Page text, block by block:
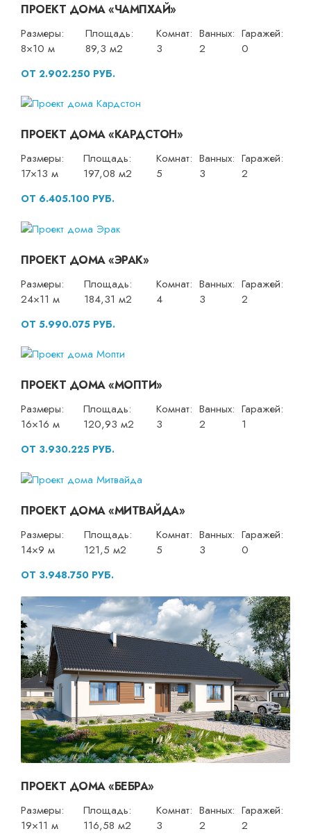
ПРОЕКТ ДОМА «ЧАМПХАЙ»
Размеры:
8×10 м
Площадь:
89,3 м2
Комнат:
3
Ванных:
2
Гаражей:
0
ОТ 2.902.250 РУБ.
ПРОЕКТ ДОМА «КАРДСТОН»
Размеры:
17×13 м
Площадь:
197,08 м2
Комнат:
5
Ванных:
3
Гаражей:
2
ОТ 6.405.100 РУБ.
ПРОЕКТ ДОМА «ЭРАК»
Размеры:
24×11 м
Площадь:
184,31 м2
Комнат:
4
Ванных:
3
Гаражей:
2
ОТ 5.990.075 РУБ.
ПРОЕКТ ДОМА «МОПТИ»
Размеры:
16×16 м
Площадь:
120,93 м2
Комнат:
3
Ванных:
2
Гаражей:
1
ОТ 3.930.225 РУБ.
ПРОЕКТ ДОМА «МИТВАЙДА»
Размеры:
14×9 м
Площадь:
121,5 м2
Комнат:
5
Ванных:
3
Гаражей:
0
ОТ 3.948.750 РУБ.
ПРОЕКТ ДОМА «БЕБРА»
Размеры:
19×11 м
Площадь:
116,58 м2
Комнат:
3
Ванных:
2
Гаражей:
2